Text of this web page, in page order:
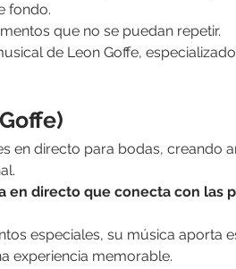
fondo.
que no se puedan repetir.
de Leon Goffe,
en directo para bodas, creando
en directo que conecta con las
especiales, su música aporta
experiencia memorable.